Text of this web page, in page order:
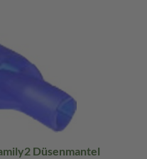
Düsenmantel